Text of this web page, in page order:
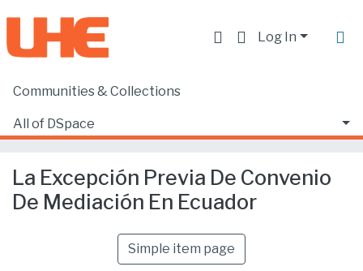
Log In
Communities & Collections
All of DSpace
Home
La Excepción Previa De Convenio De Mediación En Ecuador
La Excepción Previa De Convenio
De Mediación En Ecuador
Simple item page